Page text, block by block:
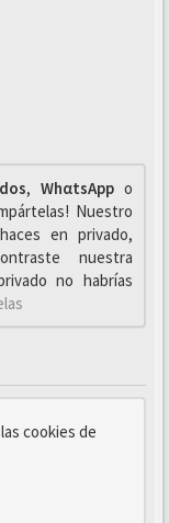
, WhαtsAppo
Nuestro
en privado,
nuestra
no habrías
cookies de